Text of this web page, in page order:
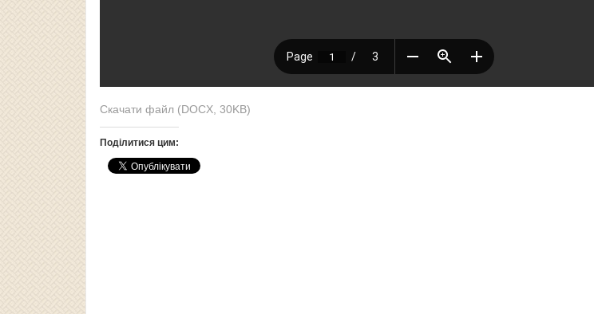
Скачати файл (DOCX, 30KB)
Поділитися цим: